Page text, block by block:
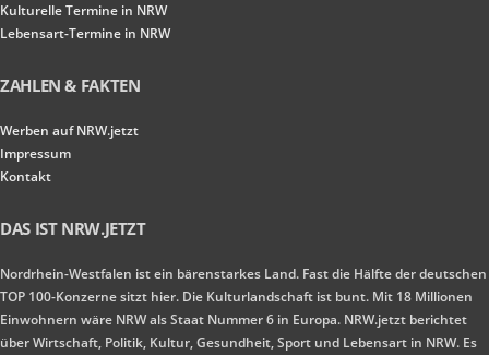
Kulturelle Termine in NRW
Lebensart-Termine in NRW
ZAHLEN & FAKTEN
Werben auf NRW.jetzt
Impressum
Kontakt
DAS IST NRW.JETZT
Nordrhein-Westfalen ist ein bärenstarkes Land. Fast die Hälfte der deutschen
TOP 100-Konzerne sitzt hier. Die Kulturlandschaft ist bunt. Mit 18 Millionen
Einwohnern wäre NRW als Staat Nummer 6 in Europa. NRW.jetzt berichtet
über Wirtschaft, Politik, Kultur, Gesundheit, Sport und Lebensart in NRW. Es